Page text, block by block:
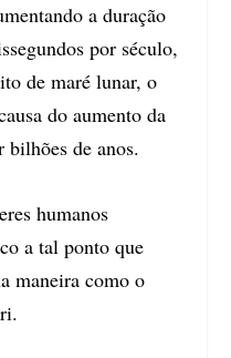
a duração
por século,
de maré lunar, o
do aumento da
bilhões de anos.
humanos
a tal ponto que
maneira como o